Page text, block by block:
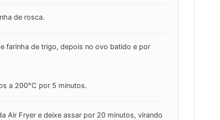
de rosca.
farinha de trigo, depois no ovo batido e por
a 200°C por 5 minutos.
Air Fryer e deixe assar por 20 minutos, virando